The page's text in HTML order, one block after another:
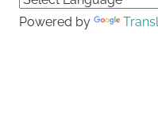
Powered by